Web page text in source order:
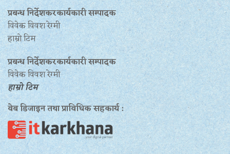
प्रबन्ध निर्देशकरकार्यकारी सम्पादक
विवेक विवश रेग्मी
हाम्रो टिम
प्रबन्ध निर्देशकरकार्यकारी सम्पादक
विवेक विवश रेग्मी
हाम्रो टिम
वेब डिजाइन तथा प्राविधिक सहकार्य :